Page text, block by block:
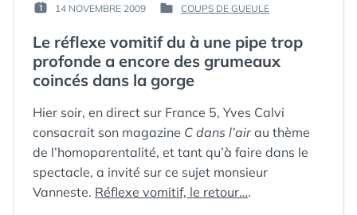
RESTOS
?
—
LE
REPORTAGE
INTERDIT
LA
TV
PUBLIÉ
14 NOVEMBRE 2009
PAR :
PUBLIÉ
COUPS DE GUEULE
Le réflexe vomitif du à une pipe trop
profonde a encore des grumeaux
coincés dans la gorge
Hier soir, en direct sur France 5, Yves Calvi
consacrait son magazine C dans l’airau thème
de l’homoparentalité, et tant qu’à faire dans le
spectacle, a invité sur ce sujet monsieur
Vanneste. Réflexe vomitif, le retour….